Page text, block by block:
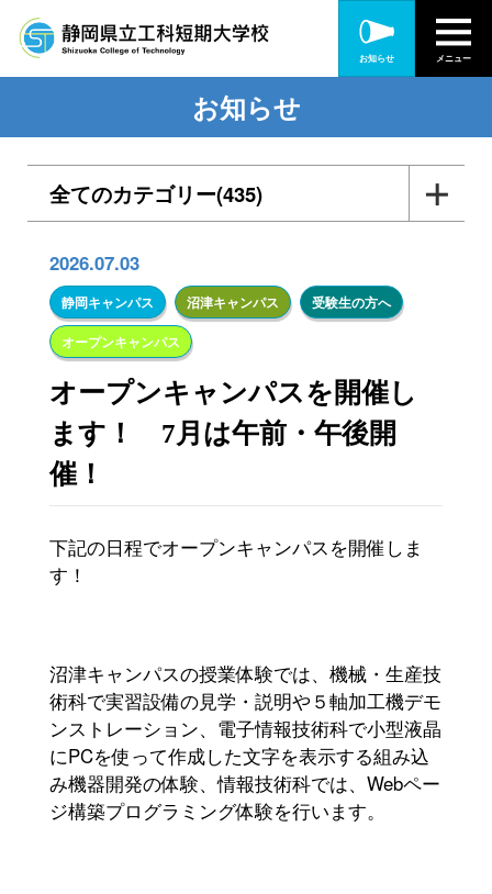
お知らせ メニュー
お知らせ
全てのカテゴリー(435)
各種訓練・研修(165)
静岡キャンパス(313)
沼津キャンパス(156)
受験生の方へ(67)
キャンパスニュース(29)
事業者の方へ(308)
在学生の方へ(8)
修了生の方へ(2)
2026.07.03
静岡キャンパス 沼津キャンパス
受験生の方へ
オープンキャンパス
オープンキャンパスを開催し
ます！ 7月は午前・午後開
催！
下記の日程でオープンキャンパスを開催しま
す！
沼津キャンパスの授業体験では、機械・生産技
術科で実習設備の見学・説明や５軸加工機デモ
ンストレーション、電子情報技術科で小型液晶
にPCを使って作成した文字を表示する組み込
み機器開発の体験、情報技術科では、Webペー
ジ構築プログラミング体験を行います。